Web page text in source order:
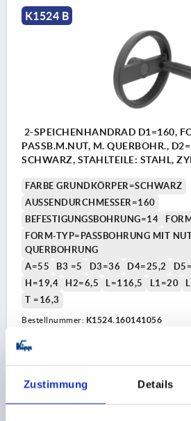
Zustimmung Details
K1524 B
2-SPEICHENHANDRAD D1=160,
PASSB.M.NUT, M. QUERBOHR.,
SCHWARZ, STAHLTEILE: STAHL,
FARBE GRUNDKÖRPER=SCHWARZ
AUSSENDURCHMESSER=160
BEFESTIGUNGSBOHRUNG=14
FORM-TYP=PASSBOHRUNG MIT
QUERBOHRUNG
A=55
B3 =5 D3=36 D4=25,2
H=19,4
H2=6,5 L=116,5 L1=20
T =16,3
Bestellnummer: K1524.160141056
36,25 CHF